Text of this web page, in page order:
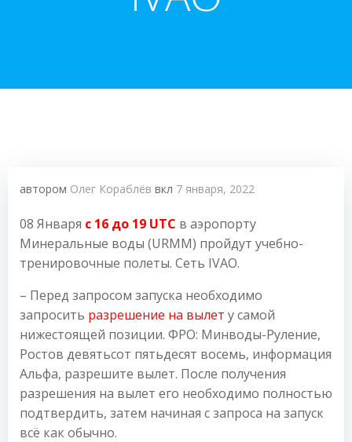
автором Олег Кораблёв вкл 7 января, 2022
08 Января с 16 до 19 UTC в аэропорту
Минеральные воды (URMM) пройдут учебно-
тренировочные полеты. Сеть IVAO.
– Перед запросом запуска необходимо
запросить разрешение на вылет у самой
нижестоящей позиции. ФРО: Минводы-Руление,
Ростов девятьсот пятьдесят восемь, информация
Альфа, разрешите вылет. После получения
разрешения на вылет его необходимо полностью
подтвердить, затем начиная с запроса на запуск
всё как обычно.